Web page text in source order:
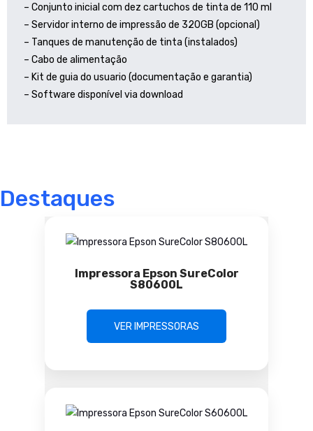
– Conjunto inicial com dez cartuchos de tinta de 110 ml
– Servidor interno de impressão de 320GB (opcional)
– Tanques de manutenção de tinta (instalados)
– Cabo de alimentação
– Kit de guia do usuario (documentação e garantia)
– Software disponível via download
Destaques
Impressora Epson SureColor
S80600L
VER IMPRESSORAS